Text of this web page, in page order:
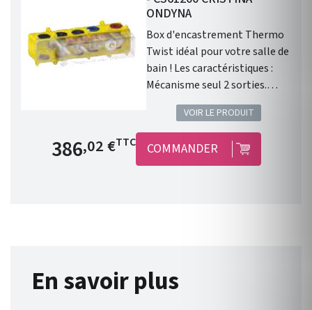
ONDYNA
Box d'encastrement Thermo
Twist idéal pour votre salle de
bain ! Les caractéristiques :
Mécanisme seul 2 sorties.
Nombre de sorties 2. Fabriqué
en Italie. Garantie 8 ans.
VOIR LE PRODUIT
Prix de base
386,02 €TTC COMMANDER
En savoir plus